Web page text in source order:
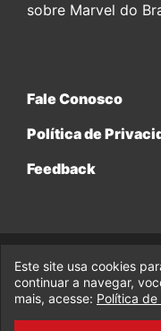
sobre Marvel do
Fale Conosco
Política de
Feedback
© 2017-2026
Este site usa cookies
continuar a navegar,
mais, acesse: Política